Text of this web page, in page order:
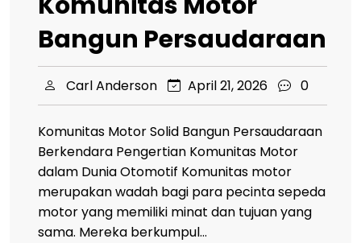
Bangun Persaudaraan
Carl Anderson April 21, 2026 0
Komunitas Motor Solid Bangun Persaudaraan
Berkendara Pengertian Komunitas Motor
dalam Dunia Otomotif Komunitas motor
merupakan wadah bagi para pecinta sepeda
motor yang memiliki minat dan tujuan yang
sama. Mereka berkumpul…